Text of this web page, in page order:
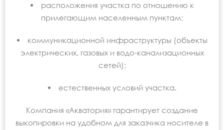
расположения участка по отношению к
прилегающим населенным пунктам;
коммуникационной инфраструктуры (объекты
электрических, газовых и водо-канализационных
сетей);
естественных условий участка.
Компания «Акватория» гарантирует создание
выкопировки на удобном для заказчика носителе в